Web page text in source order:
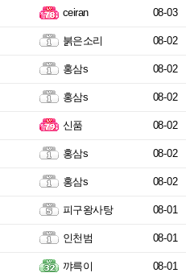
ceiran 08-03
붉은소리 08-02
홍삼s 08-02
홍삼s 08-02
신품 08-02
홍삼s 08-02
홍삼s 08-02
피구왕사탕 08-01
인천범 08-01
꺄륵이 08-01